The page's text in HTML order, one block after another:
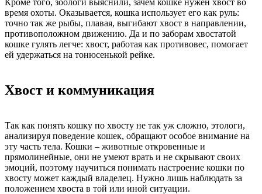
время охоты. Оказывается, кошка использует его как руль:
точно так же рыбы, плавая, выгибают хвост в направлении,
противоположном движению. Да и по заборам хвостатой
кошке гулять легче: хвост, работая как противовес, помогает
ей удержаться на тонюсенькой рейке.
Хвост и коммуникация
Так как понять кошку по хвосту не так уж сложно, этологи,
анализируя поведение кошек, обращают особое внимание на
эту часть тела. Кошки – животные откровенные и
прямолинейные, они не умеют врать и не скрывают своих
эмоций, поэтому научиться понимать настроение кошки по
хвосту может каждый владелец. Нужно лишь наблюдать за
положением хвоста в той или иной ситуации.